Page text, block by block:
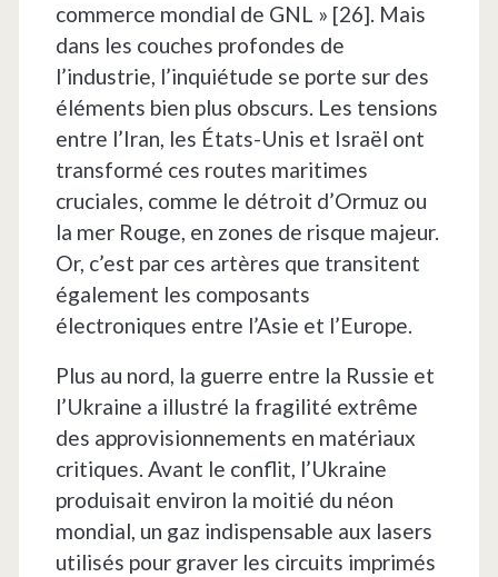
commerce mondial de GNL » [26]. Mais
dans les couches profondes de
l’industrie, l’inquiétude se porte sur des
éléments bien plus obscurs. Les tensions
entre l’Iran, les États-Unis et Israël ont
transformé ces routes maritimes
cruciales, comme le détroit d’Ormuz ou
la mer Rouge, en zones de risque majeur.
Or, c’est par ces artères que transitent
également les composants
électroniques entre l’Asie et l’Europe.
Plus au nord, la guerre entre la Russie et
l’Ukraine a illustré la fragilité extrême
des approvisionnements en matériaux
critiques. Avant le conflit, l’Ukraine
produisait environ la moitié du néon
mondial, un gaz indispensable aux lasers
utilisés pour graver les circuits imprimés